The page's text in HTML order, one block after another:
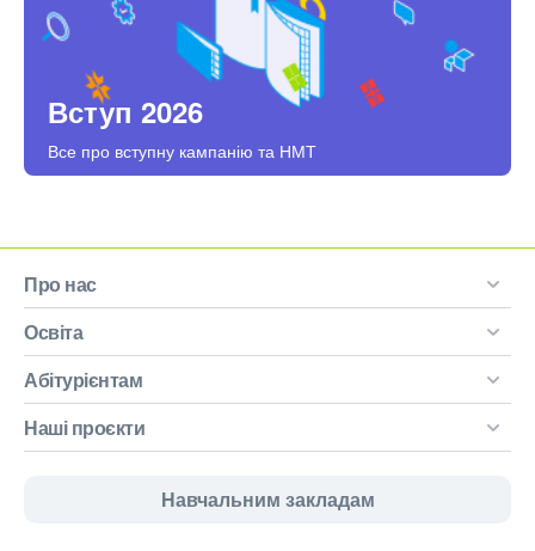
Вступ 2026
Все про вступну кампанію та НМТ
Про нас
Освіта
Абітурієнтам
Наші проєкти
Навчальним закладам